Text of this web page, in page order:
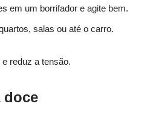
em um borrifador e agite bem.
salas ou até o carro.
reduz a tensão.
doce